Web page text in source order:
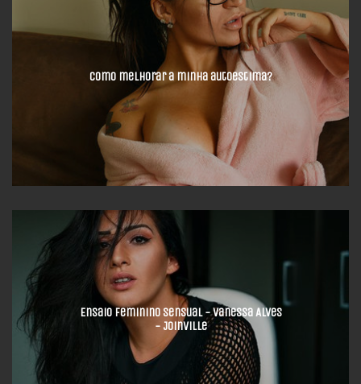
Como melhorar a minha autoestima?
Ensaio Feminino Sensual - Vanessa Alves
- Joinville